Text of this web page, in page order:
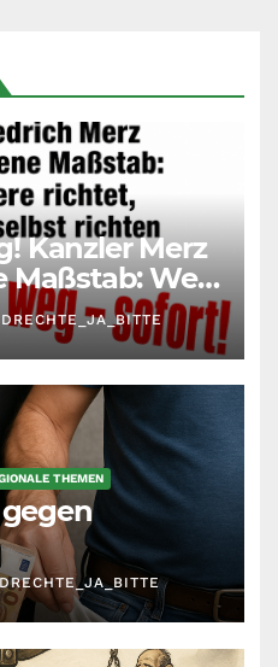
Kanzler Merz
Maßstab: Wer
sich
THEMEN